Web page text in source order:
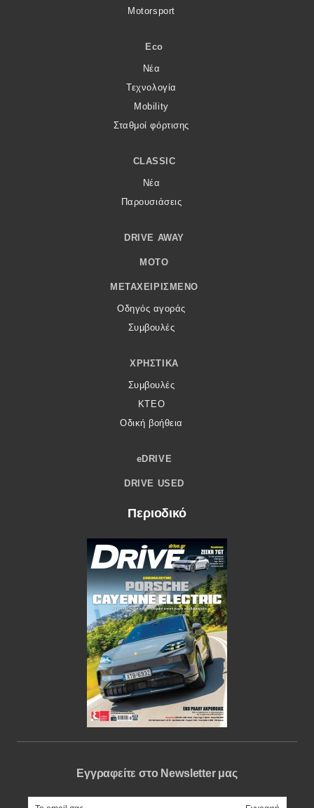
Motorsport
Eco
Νέα
Τεχνολογία
Mobility
Σταθμοί φόρτισης
CLASSIC
Νέα
Παρουσιάσεις
DRIVE AWAY
MOTO
ΜΕΤΑΧΕΙΡΙΣΜΈΝΟ
Οδηγός αγοράς
Συμβουλές
ΧΡΗΣΤΙΚΆ
Συμβουλές
ΚΤΕΟ
Οδική βοήθεια
eDRIVE
DRIVE USED
Περιοδικό
Εγγραφείτε στο Newsletter μας
e-mail